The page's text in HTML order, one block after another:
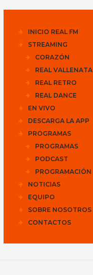
INICIO REAL FM
STREAMING
CORAZÓN
REAL VALLENATA
REAL RETRO
REAL DANCE
EN VIVO
DESCARGA LA APP
PROGRAMAS
PROGRAMAS
PODCAST
PROGRAMACIÓN
NOTICIAS
EQUIPO
SOBRE NOSOTROS
CONTACTOS